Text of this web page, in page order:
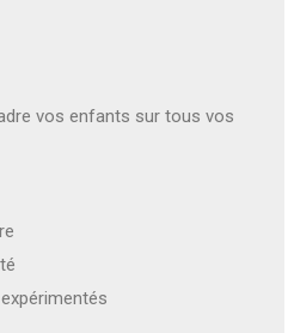
vos enfants sur tous vos